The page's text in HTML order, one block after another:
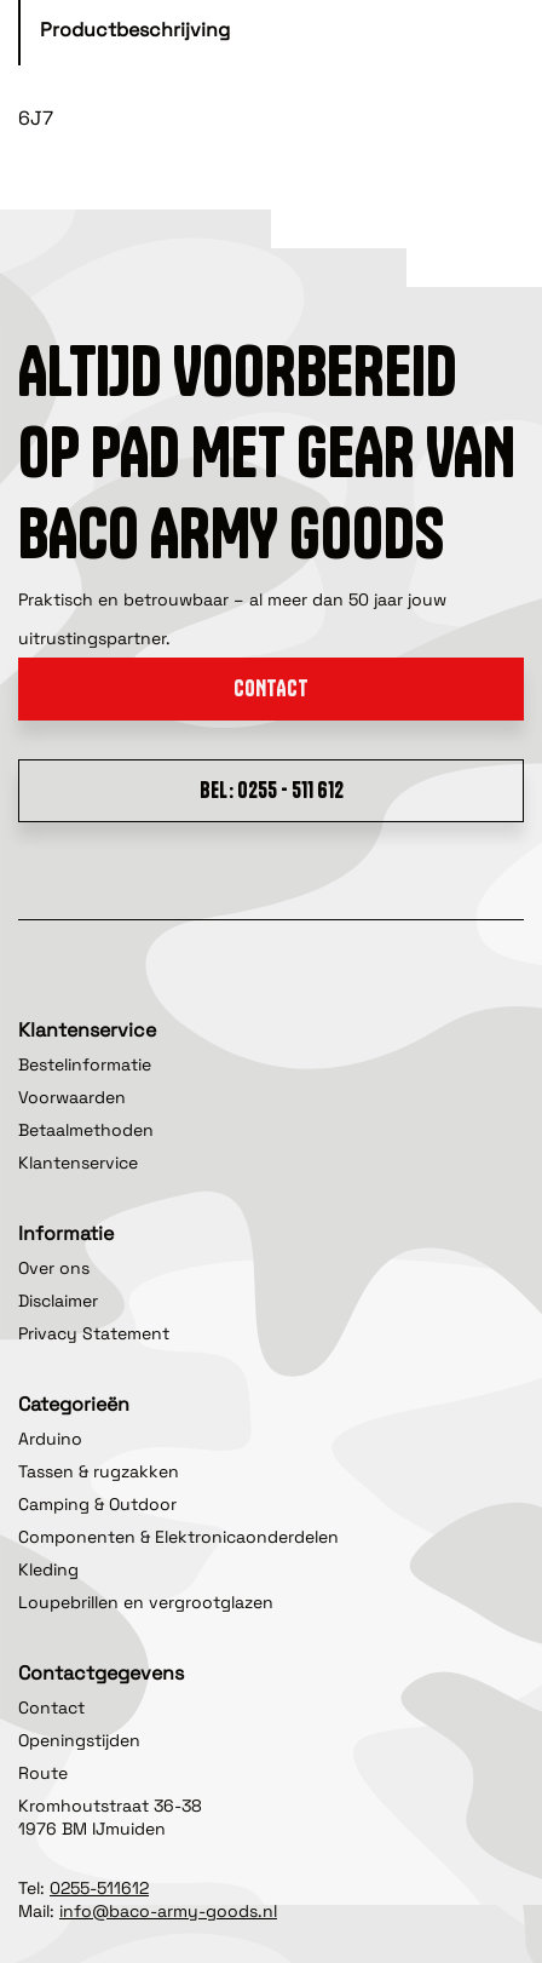
Productbeschrijving
6J7
ALTIJD VOORBEREID
OP PAD MET GEAR VAN
BACO ARMY GOODS
Praktisch en betrouwbaar – al meer dan 50 jaar jouw
uitrustingspartner.
CONTACT
BEL: 0255 - 511 612
Klantenservice
Bestelinformatie
Voorwaarden
Betaalmethoden
Klantenservice
Informatie
Over ons
Disclaimer
Privacy Statement
Categorieën
Arduino
Tassen & rugzakken
Camping & Outdoor
Componenten & Elektronicaonderdelen
Kleding
Loupebrillen en vergrootglazen
Contactgegevens
Contact
Openingstijden
Route
Kromhoutstraat 36-38
1976 BM IJmuiden
Tel: 0255-511612
Mail: info@baco-army-goods.nl